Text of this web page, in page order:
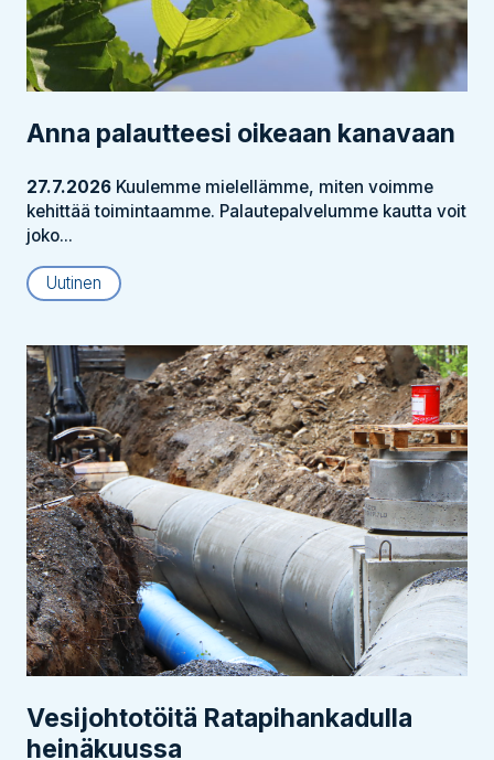
Anna palautteesi oikeaan kanavaan
27.7.2026 Kuulemme mielellämme, miten voimme
kehittää toimintaamme. Palautepalvelumme kautta voit
joko...
Uutinen
Vesijohtotöitä Ratapihankadulla
heinäkuussa